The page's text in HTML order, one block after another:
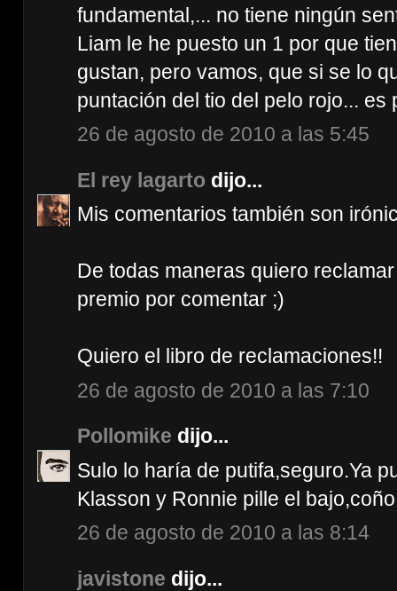
fundamental,... no tiene ningún
Liam le he puesto un 1 por que
gustan, pero vamos, que si se lo
puntación del tio del pelo rojo...
26 de agosto de 2010 a las 5:45
El rey lagarto dijo...
Mis comentarios también son
De todas maneras quiero
premio por comentar ;)
Quiero el libro de reclamaciones!!
26 de agosto de 2010 a las 7:10
Pollomike dijo...
Sulo lo haría de putifa,seguro.Ya
Klasson y Ronnie pille el
26 de agosto de 2010 a las 8:14
javistone dijo...